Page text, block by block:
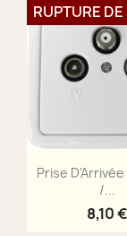
 Aperçu
Prise D'Arrivée
/...
8,10 €
RUPTURE